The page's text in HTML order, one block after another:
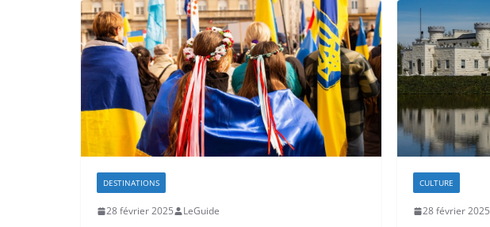
DESTINATIONS
28 février 2025 LeGuide
CULTURE
28 février 2025